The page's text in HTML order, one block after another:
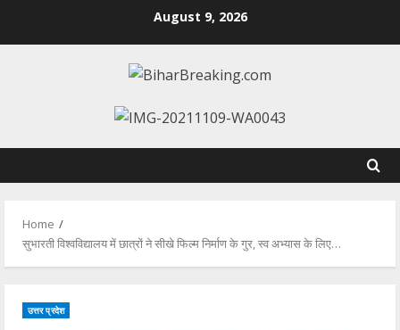
August 9, 2026
Home
सुभारती विश्वविद्यालय में छात्रों ने सीखे फिल्म निर्माण के गुर, स्व अभ्यास के लिए…
उत्तर प्रदेश